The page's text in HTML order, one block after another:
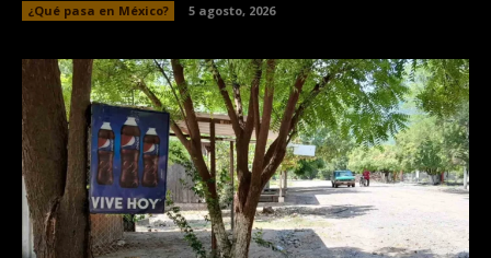
¿Qué pasa en México? 5 agosto, 2026